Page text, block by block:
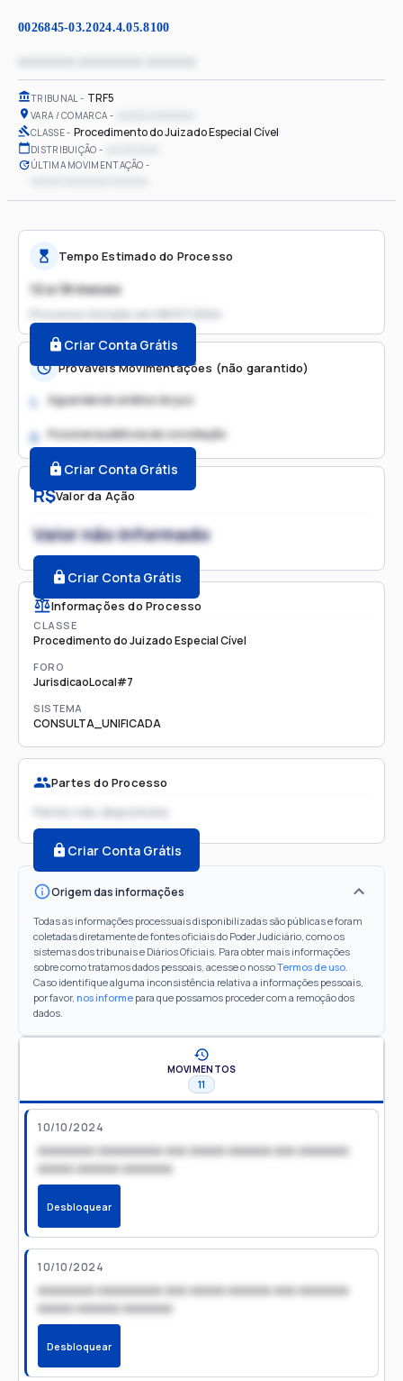
0026845-03.2024.4.05.8100
TRIBUNAL TRF5
VARA / COMARCA
CLASSE Procedimento do Juizado Especial Cível
DISTRIBUIÇÃO
ÚLTIMA MOVIMENTAÇÃO
R$Valor da Ação
Valor não informado
Criar Conta Grátis
Informações do Processo
CLASSE
Procedimento do Juizado Especial Cível
FORO
JurisdicaoLocal#7
SISTEMA
CONSULTA_UNIFICADA
Partes do Processo
Partes não disponíveis
Criar Conta Grátis
Origem das informações
Todas as informações processuais disponibilizadas são públicas e foram
coletadas diretamente de fontes oficiais do Poder Judiciário, como os
sistemas dos tribunais e Diários Oficiais. Para obter mais informações
sobre como tratamos dados pessoais, acesse o nossoTermos de uso.
Caso identifique alguma inconsistência relativa a informações pessoais,
por favor, nos informe para que possamos proceder com a remoção dos
dados.
Tempo Estimado do Processo
12 a 18 meses
Processo iniciado em
Criar Conta Grátis
Prováveis Movimentações (não garantido)
1. Aguardando análise do juiz
2. Possível audiência de conciliação
Criar Conta Grátis
MOVIMENTOS
11
10/10/2024
xxxxxxxx xxxxxxxxx xxx xxxxx xxxxxx xxx xxxxxxx
xxxxx xxxxxx xxxxxxx
Desbloquear
10/10/2024
xxxxxxxx xxxxxxxxx xxx xxxxx xxxxxx xxx xxxxxxx
xxxxx xxxxxx xxxxxxx
Desbloquear